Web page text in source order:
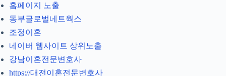
홈페이지 노출
동부글로벌네트웍스
조정이혼
네이버 웹사이트 상위노출
강남이혼전문변호사
https://대전이혼전문변호사